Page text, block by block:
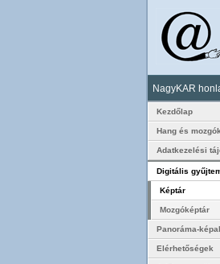
NagyKAR
Kezdőlap
Hang és
Adatkezelési
Digitális
Képtár
Mozgóképtár
Panoráma-
Elérhetőségek